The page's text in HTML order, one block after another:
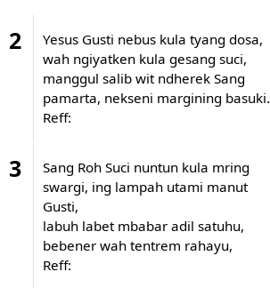
2
Yesus Gusti nebus kula tyang dosa,
wah ngiyatken kula gesang suci,
manggul salib wit ndherek Sang
pamarta, nekseni margining basuki.
Reff:
3
Sang Roh Suci nuntun kula mring
swargi, ing lampah utami manut
Gusti,
labuh labet mbabar adil satuhu,
bebener wah tentrem rahayu,
Reff: